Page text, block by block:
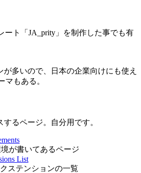
ート「JA_prity」を制作した事でも有
多いので、日本の企業向けにも使え
マもある。
るページ。自分用です。
が書いてあるページ
List
ステンションの一覧